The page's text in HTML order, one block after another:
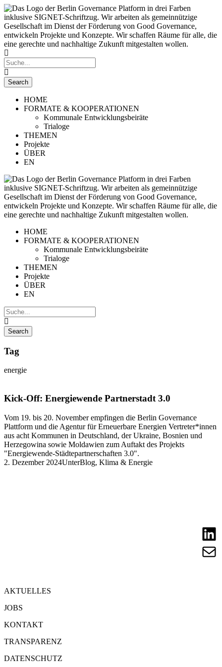
HOME
FORMATE & KOOPERATIONEN
Kommunale Entwicklungsbeiräte
Trialoge
THEMEN
Projekte
ÜBER
EN
HOME
FORMATE & KOOPERATIONEN
Kommunale Entwicklungsbeiräte
Trialoge
THEMEN
Projekte
ÜBER
EN
Tag
energie
Kick-Off: Energiewende Partnerstadt 3.0
Vom 19. bis 20. November empfingen die Berlin Governance
Plattform und die Agentur für Erneuerbare Energien Vertreter*innen
aus acht Kommunen in Deutschland, der Ukraine, Bosnien und
Herzegowina sowie Moldawien zum Auftakt des Projekts
"Energiewende-Städtepartnerschaften 3.0".
2. Dezember 2024UnterBlog, Klima & Energie
LinkedIn
E-Mail
AKTUELLES
JOBS
KONTAKT
TRANSPARENZ
DATENSCHUTZ